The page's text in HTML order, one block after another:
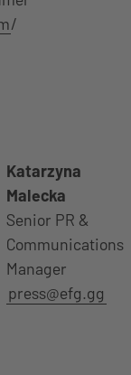
/
Katarzyna
Malecka
Senior PR &
Communications
Manager
press@efg.gg